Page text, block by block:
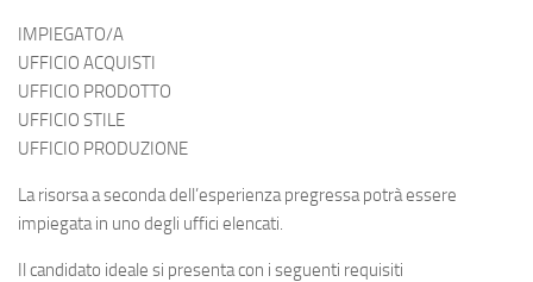
IMPIEGATO/A
UFFICIO ACQUISTI
UFFICIO PRODOTTO
UFFICIO STILE
UFFICIO PRODUZIONE
La risorsa a seconda dell’esperienza pregressa potrà essere
impiegata in uno degli uffici elencati.
Il candidato ideale si presenta con i seguenti requisiti